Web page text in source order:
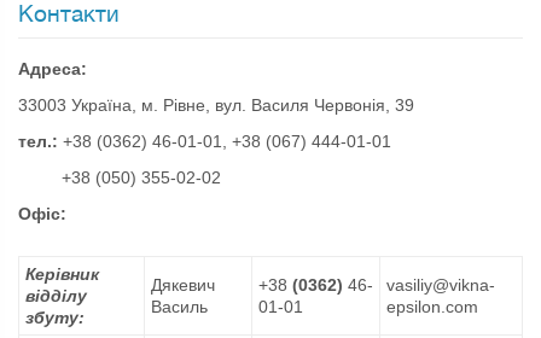
Контакти
Адреса:
33003 Україна, м. Рівне, вул. Василя Червонія, 39
тел.: +38 (0362) 46-01-01, +38 (‎067) 444-01-01
+38 (050) 355-02-02
Офіс:
Керівник
відділу
збуту:
Дякевич
Василь
+38 (0362) 46-
01-01
vasiliy@vikna-
epsilon.com